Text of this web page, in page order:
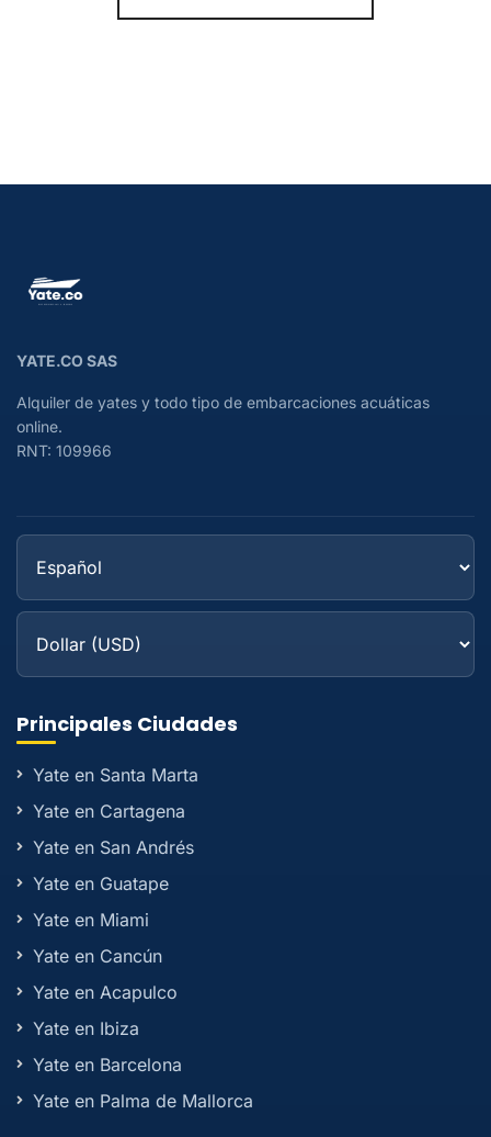
YATE.CO SAS
Alquiler de yates y todo tipo de embarcaciones acuáticas
online.
RNT: 109966
Principales Ciudades
Yate en Santa Marta
Yate en Cartagena
Yate en San Andrés
Yate en Guatape
Yate en Miami
Yate en Cancún
Yate en Acapulco
Yate en Ibiza
Yate en Barcelona
Yate en Palma de Mallorca